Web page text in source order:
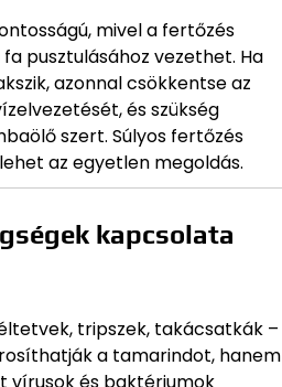
mivel a fertőzés
pusztulásához vezethet. Ha
azonnal csökkentse az
és szükség
szert. Súlyos fertőzés
az egyetlen megoldás.
kapcsolata
tripszek, takácsatkák –
a tamarindot, hanem
vírusok és baktériumok